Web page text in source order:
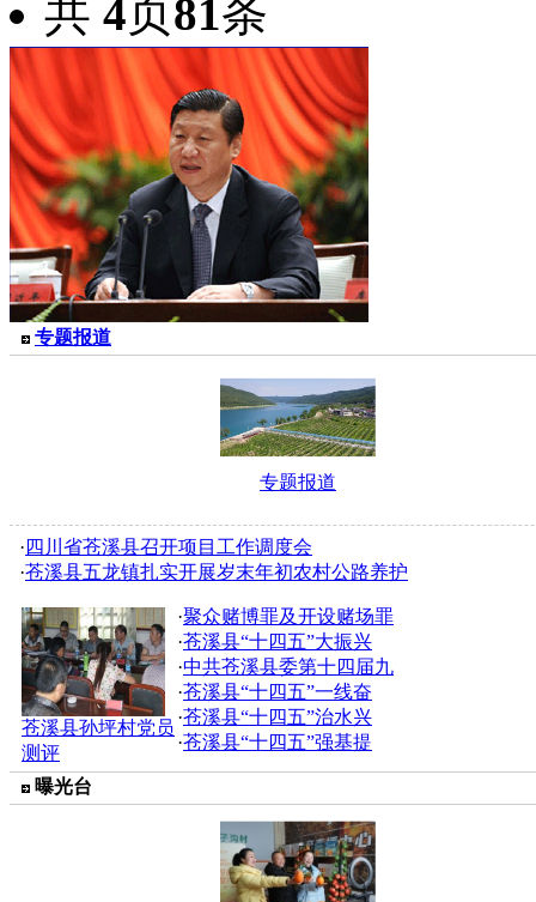
共 4页81条
专题报道
专题报道
· 四川省苍溪县召开项目工作调度会
·苍溪县五龙镇扎实开展岁末年初农村公路养护
苍溪县孙坪村党员
测评
·聚众赌博罪及开设赌场罪
·苍溪县“十四五”大振兴
·中共苍溪县委第十四届九
·苍溪县“十四五”一线奋
·苍溪县“十四五”治水兴
·苍溪县“十四五”强基提
曝光台